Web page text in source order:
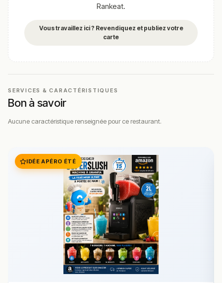
Rankeat.
Vous travaillez ici ? Revendiquez et publiez votre
carte
SERVICES & CARACTÉRISTIQUES
Bon à savoir
Aucune caractéristique renseignée pour ce restaurant.
IDÉE APÉRO ÉTÉ